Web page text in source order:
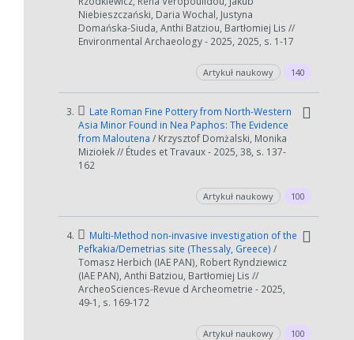
Niebieszczański, Daria Wochal, Justyna
Domańska-Siuda, Anthi Batziou, Bartłomiej Lis //
Environmental Archaeology - 2025, 2025, s. 1-17
Artykuł naukowy 140
3.
Late Roman Fine Pottery from North-Western
Asia Minor Found in Nea Paphos: The Evidence
from Maloutena / Krzysztof Domżalski, Monika
Miziołek // Études et Travaux - 2025, 38, s. 137-
162
Artykuł naukowy 100
4.
Multi-Method non-invasive investigation of the
Pefkakia/Demetrias site (Thessaly, Greece) /
Tomasz Herbich (IAE PAN), Robert Ryndziewicz
(IAE PAN), Anthi Batziou, Bartłomiej Lis //
ArcheoSciences-Revue d Archeometrie - 2025,
49-1, s. 169-172
Artykuł naukowy 100